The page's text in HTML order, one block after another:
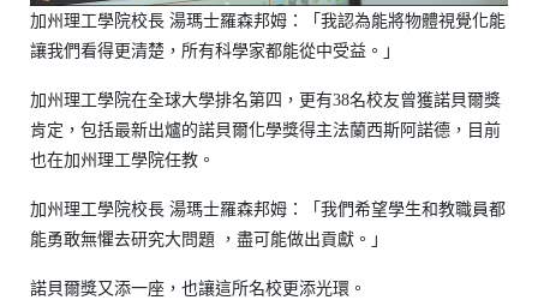
加州理工學院校長 湯瑪士羅森邦姆：「我認為能將物體視覺化能
讓我們看得更清楚，所有科學家都能從中受益。」
加州理工學院在全球大學排名第四，更有38名校友曾獲諾貝爾獎
肯定，包括最新出爐的諾貝爾化學獎得主法蘭西斯阿諾德，目前
也在加州理工學院任教。
加州理工學院校長 湯瑪士羅森邦姆：「我們希望學生和教職員都
能勇敢無懼去研究大問題 ，盡可能做出貢獻。」
諾貝爾獎又添一座，也讓這所名校更添光環。